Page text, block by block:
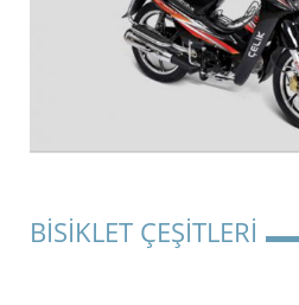
BİSİKLET ÇEŞİTLERİ